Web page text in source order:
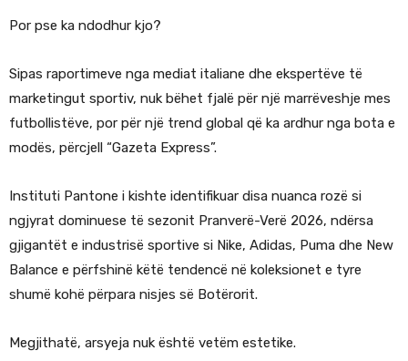
Por pse ka ndodhur kjo?
Sipas raportimeve nga mediat italiane dhe ekspertëve të
marketingut sportiv, nuk bëhet fjalë për një marrëveshje mes
futbollistëve, por për një trend global që ka ardhur nga bota e
modës, përcjell “Gazeta Express”.
Instituti Pantone i kishte identifikuar disa nuanca rozë si
ngjyrat dominuese të sezonit Pranverë-Verë 2026, ndërsa
gjigantët e industrisë sportive si Nike, Adidas, Puma dhe New
Balance e përfshinë këtë tendencë në koleksionet e tyre
shumë kohë përpara nisjes së Botërorit.
Megjithatë, arsyeja nuk është vetëm estetike.